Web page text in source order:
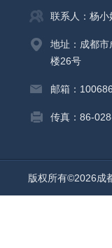
联系人：杨小
地址：成都
楼26号
邮箱：
传真：86-
版权所有©2026成